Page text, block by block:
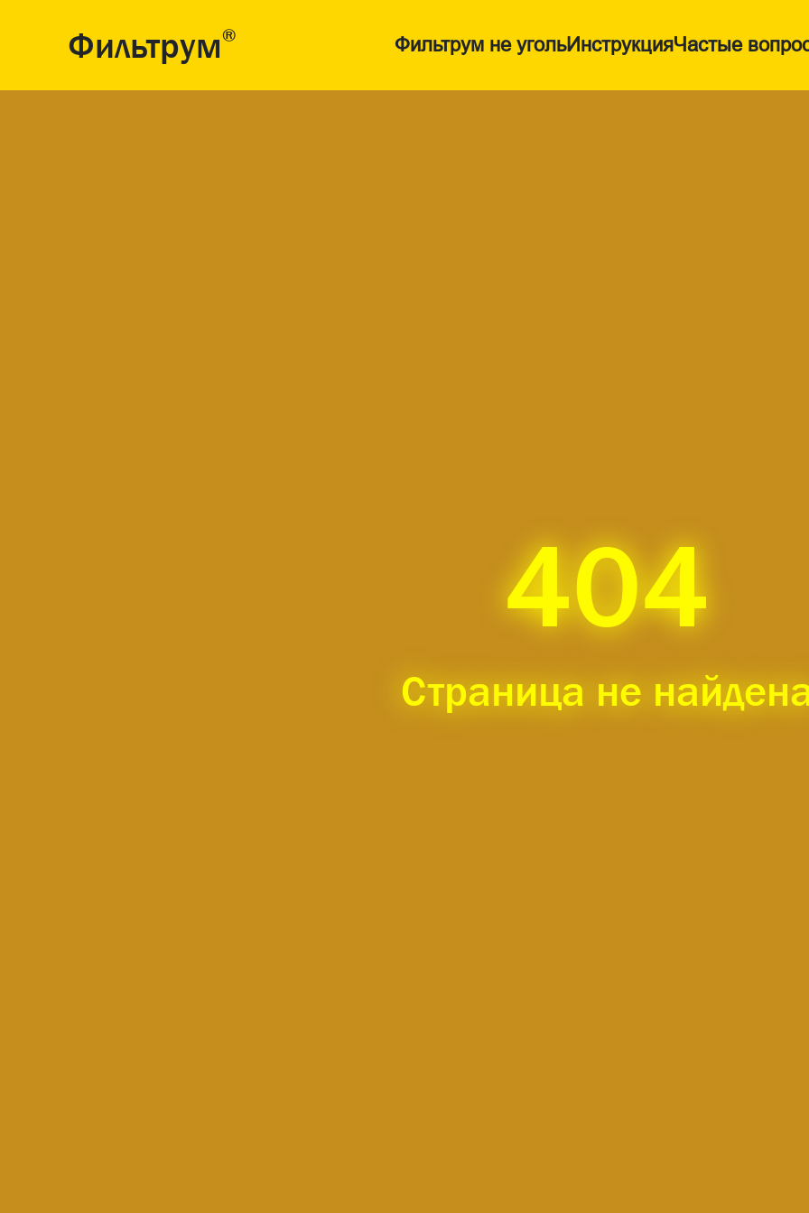
Фильтрум® Фильтрум не угольИнструкцияЧастые
404
Страница не